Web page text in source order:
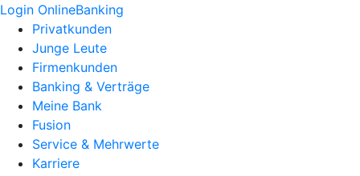
Login OnlineBanking
Privatkunden
Junge Leute
Firmenkunden
Banking & Verträge
Meine Bank
Fusion
Service & Mehrwerte
Karriere